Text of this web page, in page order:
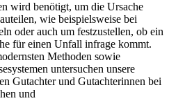
wird benötigt, um die Ursache
wie beispielsweise bei
oder auch um festzustellen, ob ein
für einen Unfall infrage kommt.
Methoden sowie
untersuchen unsere
Gutachter und Gutachterinnen bei
und